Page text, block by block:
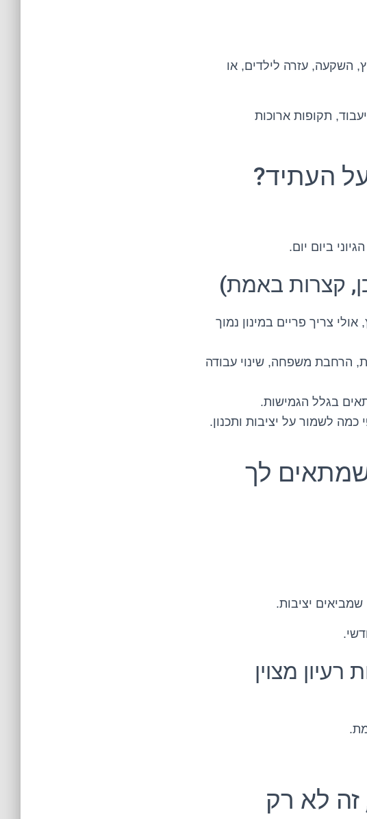
השקעה, עזרה לילדים, או
תקופות ארוכות
העתיד?
ביום יום.
צריך פריים במינון נמוך
הרחבת משפחה, שינוי עבודה
בגלל הגמישות.
לשמור על יציבות ותכנון.
לך
יציבות.
מצוין
זה לא רק